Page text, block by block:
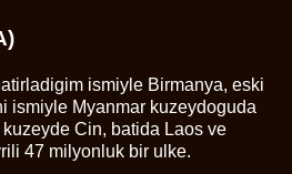
ismiyle Birmanya, eski
ismiyle Myanmar kuzeydoguda
Cin, batida Laos ve
47 milyonluk bir ulke.